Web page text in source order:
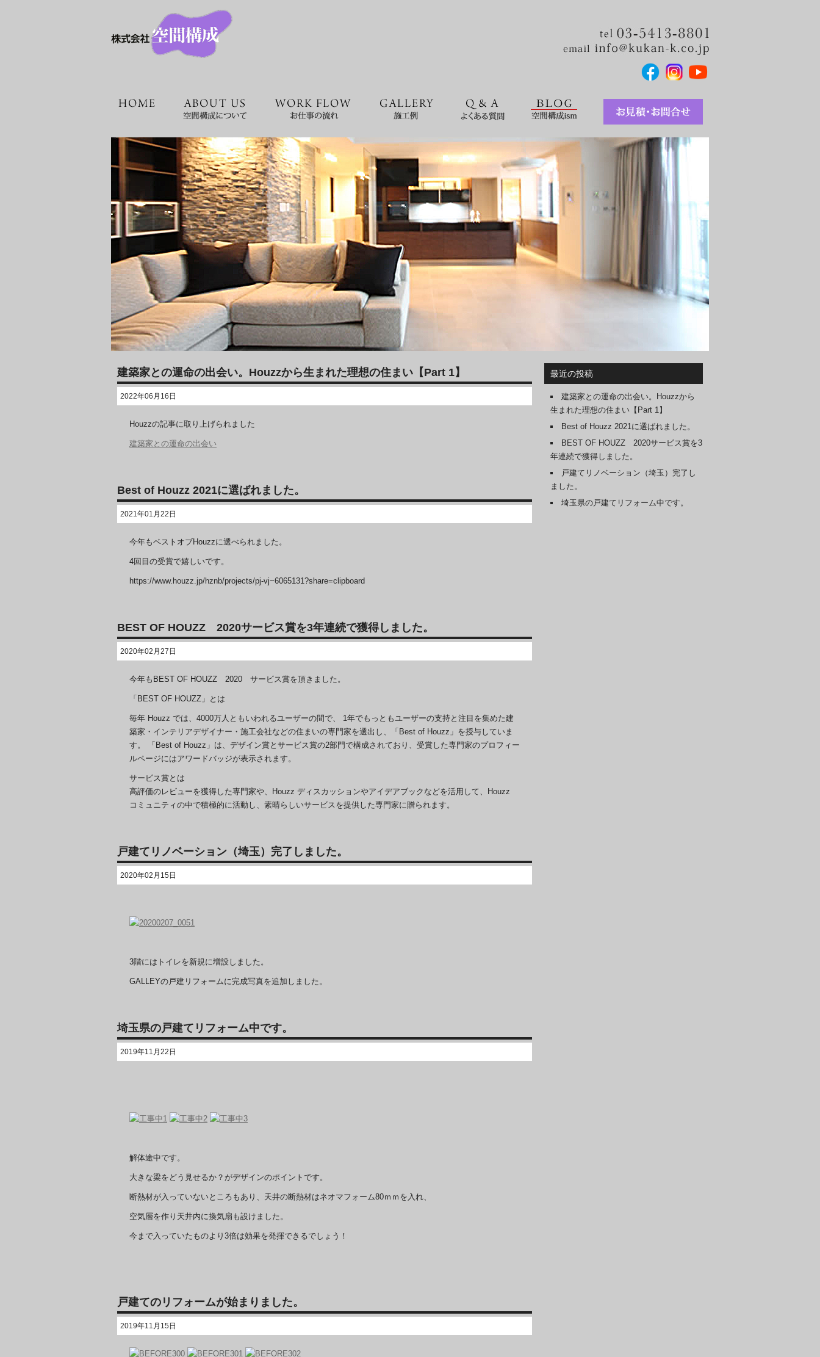
建築家との運命の出会い。Houzzから生まれた理想の住まい【Part 1】
2022年06月16日
Houzzの記事に取り上げられました
建築家との運命の出会い
Best of Houzz 2021に選ばれました。
2021年01月22日
今年もベストオブHouzzに選べられました。
4回目の受賞で嬉しいです。
https://www.houzz.jp/hznb/projects/pj-vj~6065131?share=clipboard
BEST OF HOUZZ 2020サービス賞を3年連続で獲得しました。
2020年02月27日
今年もBEST OF HOUZZ 2020 サービス賞を頂きました。
「BEST OF HOUZZ」とは
毎年 Houzz では、4000万人ともいわれるユーザーの間で、 1年でもっともユーザーの支持と注目を集めた建
築家・インテリアデザイナー・施工会社などの住まいの専門家を選出し、「Best of Houzz」を授与していま
す。 「Best of Houzz」は、デザイン賞とサービス賞の2部門で構成されており、受賞した専門家のプロフィー
ルページにはアワードバッジが表示されます。
サービス賞とは
高評価のレビューを獲得した専門家や、Houzz ディスカッションやアイデアブックなどを活用して、Houzz
コミュニティの中で積極的に活動し、素晴らしいサービスを提供した専門家に贈られます。
戸建てリノベーション（埼玉）完了しました。
2020年02月15日
3階にはトイレを新規に増設しました。
GALLEYの戸建リフォームに完成写真を追加しました。
埼玉県の戸建てリフォーム中です。
2019年11月22日
解体途中です。
大きな梁をどう見せるか？がデザインのポイントです。
断熱材が入っていないところもあり、天井の断熱材はネオマフォーム80ｍｍを入れ、
空気層を作り天井内に換気扇も設けました。
今まで入っていたものより3倍は効果を発揮できるでしょう！
戸建てのリフォームが始まりました。
2019年11月15日
最近の投稿
建築家との運命の出会い。Houzzから
生まれた理想の住まい【Part 1】
Best of Houzz 2021に選ばれました。
BEST OF HOUZZ 2020サービス賞を3
年連続で獲得しました。
戸建てリノベーション（埼玉）完了し
ました。
埼玉県の戸建てリフォーム中です。